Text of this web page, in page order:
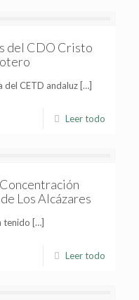
del CDO Cristo
del CETD andaluz […]
Leer todo
Los Alcázares
tenido […]
Leer todo